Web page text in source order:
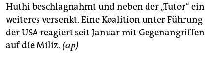
Huthi beschlagnahmt und neben der „Tutor“ ein
weiteres versenkt. Eine Koalition unter Führung
der USA reagiert seit Januar mit Gegenangriffen
auf die Miliz. (ap)